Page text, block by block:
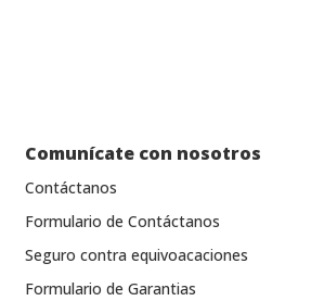
Comunícate con nosotros
Contáctanos
Formulario de Contáctanos
Seguro contra equivoacaciones
Formulario de Garantias